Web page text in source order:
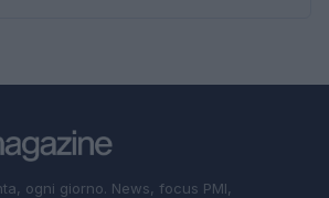
ogni giorno. News, focus PMI,